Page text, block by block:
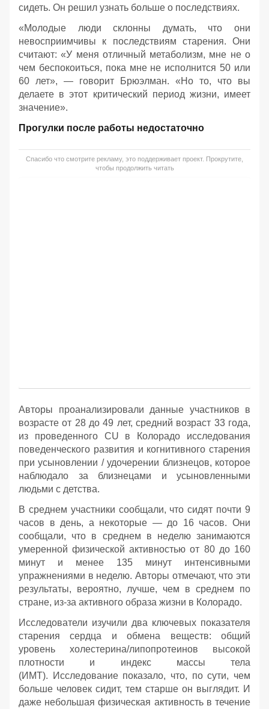
сидеть. Он решил узнать больше о последствиях.
«Молодые люди склонны думать, что они
невосприимчивы к последствиям старения. Они
считают: «У меня отличный метаболизм, мне не о
чем беспокоиться, пока мне не исполнится 50 или
60 лет», — говорит Брюэлман. «Но то, что вы
делаете в этот критический период жизни, имеет
значение».
Прогулки после работы недостаточно
Спасибо что смотрите рекламу, это поддерживает проект. Прокрутите,
чтобы продолжить читать
Авторы проанализировали данные участников в
возрасте от 28 до 49 лет, средний возраст 33 года,
из проведенного CU в Колорадо исследования
поведенческого развития и когнитивного старения
при усыновлении / удочерении близнецов, которое
наблюдало за близнецами и усыновленными
людьми с детства.
В среднем участники сообщали, что сидят почти 9
часов в день, а некоторые — до 16 часов. Они
сообщали, что в среднем в неделю занимаются
умеренной физической активностью от 80 до 160
минут и менее 135 минут интенсивными
упражнениями в неделю. Авторы отмечают, что эти
результаты, вероятно, лучше, чем в среднем по
стране, из-за активного образа жизни в Колорадо.
Исследователи изучили два ключевых показателя
старения сердца и обмена веществ: общий
уровень холестерина/липопротеинов высокой
плотности и индекс массы тела
(ИМТ). Исследование показало, что, по сути, чем
больше человек сидит, тем старше он выглядит. И
даже небольшая физическая активность в течение